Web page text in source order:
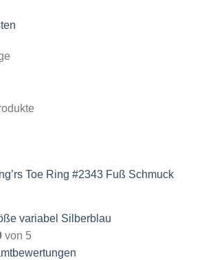
Toe Ring #2343 Fuß Schmuck
variabel Silberblau
von 5